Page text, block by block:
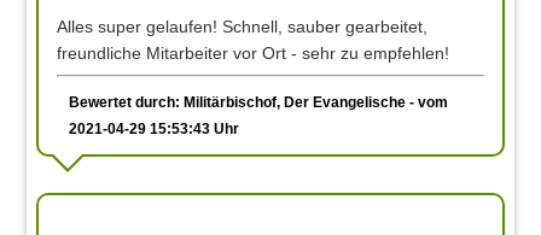
Alles super gelaufen! Schnell, sauber gearbeitet,
freundliche Mitarbeiter vor Ort - sehr zu empfehlen!
Bewertet durch: Militärbischof, Der Evangelische - vom
2021-04-29 15:53:43 Uhr